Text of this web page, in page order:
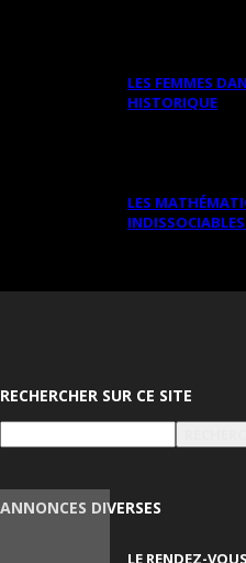
LES FEMMES
HISTORIQUE
LES
RECHERCHER SUR CE SITE
ANNONCES DIVERSES
LE RENDEZ-